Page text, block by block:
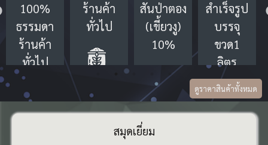
ร้านค้า
ทั่วไป
0.00
บาท/ 15
สันป่าตอง
(เขี้ยวงู)
10%
0.00
บาท/ 15
สำเร็จรูป
บรรจุ
ขวด1
ลิตร
0.00
100%
ข้าวหอม
ร้านค้า
ทั่วไป
ดูราคาสินค้าทั้งหมด
สมุดเยี่ยม